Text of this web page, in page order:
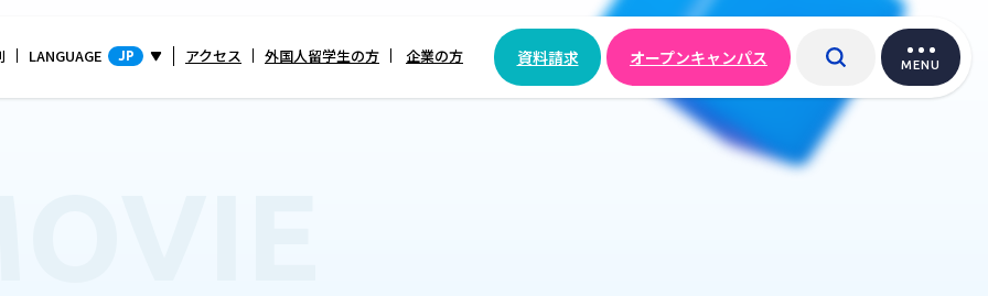
LANGUAGE JP アクセス 外国人留学生の方 企業の方 資料請求 オープンキャンパス MENU